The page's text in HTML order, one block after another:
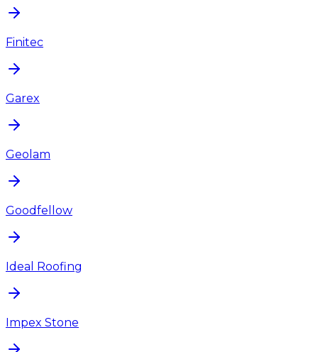
Finitec
Garex
Geolam
Goodfellow
Ideal Roofing
Impex Stone